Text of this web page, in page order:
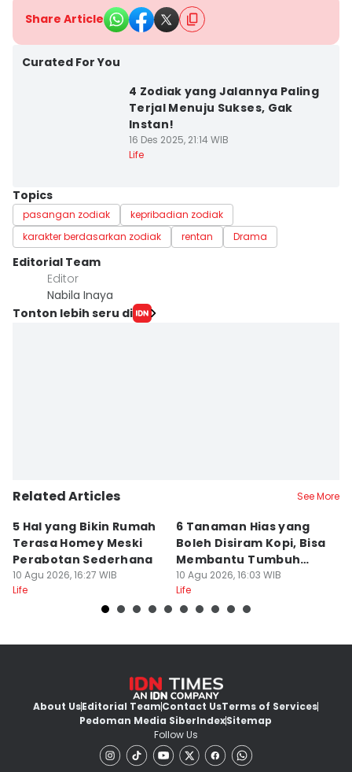
Share Article
Curated For You
4 Zodiak yang Jalannya Paling
Terjal Menuju Sukses, Gak
Instan!
16 Des 2025, 21:14 WIB
Life
Topics
pasangan zodiak
kepribadian zodiak
karakter berdasarkan zodiak
rentan Drama
Editorial Team
Editor
Nabila Inaya
Tonton lebih seru di
Related Articles See More
5 Hal yang Bikin Rumah
Terasa Homey Meski
Perabotan Sederhana
10 Agu 2026, 16:27 WIB
Life
6 Tanaman Hias yang
Boleh Disiram Kopi, Bisa
Membantu Tumbuh
Optimal
10 Agu 2026, 16:03 WIB
Life
About UsEditorial TeamContact UsTerms of Services
Pedoman Media SiberIndexSitemap
Follow Us